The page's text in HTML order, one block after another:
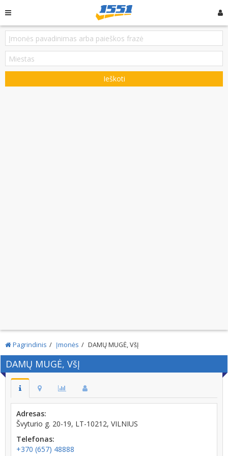
Ieškoti
Pagrindinis Įmonės DAMŲ MUGĖ, VšĮ
DAMŲ MUGĖ, VšĮ
Adresas:
Švyturio g. 20-19, LT-10212, VILNIUS
Telefonas:
+370 (657) 48888